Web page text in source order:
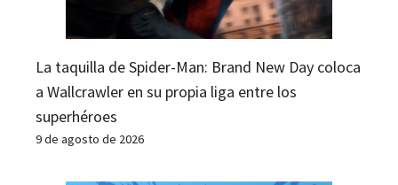
La taquilla de Spider-Man: Brand New Day coloca
a Wallcrawler en su propia liga entre los
superhéroes
9 de agosto de 2026